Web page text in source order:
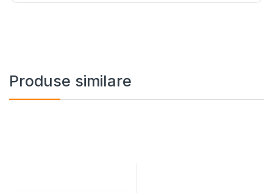
Produse similare